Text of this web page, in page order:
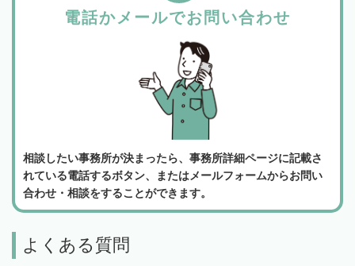
電話かメールでお問い合わせ
相談したい事務所が決まったら、事務所詳細ページに記載さ
れている電話するボタン、またはメールフォームからお問い
合わせ・相談をすることができます。
よくある質問